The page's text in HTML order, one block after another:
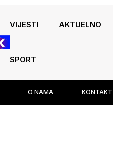
VIJESTI AKTUELNO
SPORT
O NAMA KONTAKT